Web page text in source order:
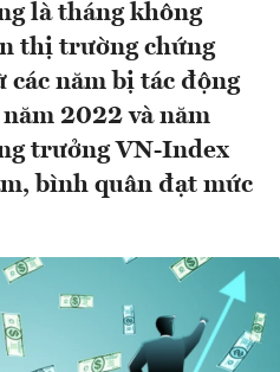
là tháng không
thị trường chứng
năm bị tác động
2022 và năm
trưởng VN-Index
bình quân đạt mức